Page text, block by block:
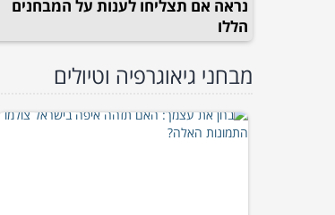
נראה אם תצליחו לענות על המבחנים
הללו
מבחני גיאוגרפיה וטיולים